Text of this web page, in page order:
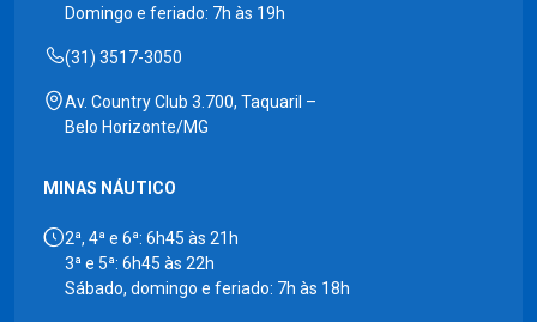
Domingo e feriado: 7h às 19h
(31) 3517-3050
Av. Country Club 3.700, Taquaril –
Belo Horizonte/MG
MINAS NÁUTICO
2ª, 4ª e 6ª: 6h45 às 21h
3ª e 5ª: 6h45 às 22h
Sábado, domingo e feriado: 7h às 18h